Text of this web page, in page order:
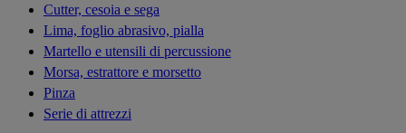
Cutter, cesoia e sega
Lima, foglio abrasivo, pialla
Martello e utensili di percussione
Morsa, estrattore e morsetto
Pinza
Serie di attrezzi